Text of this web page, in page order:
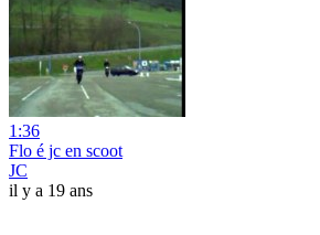
1:36
Flo é jc en scoot
JC
il y a 19 ans